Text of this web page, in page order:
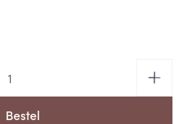
Bestel